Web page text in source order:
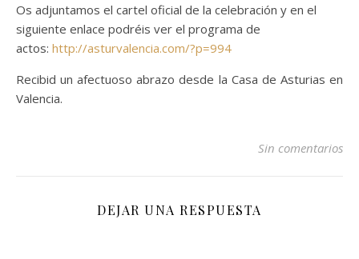
Os adjuntamos el cartel oficial de la celebración y en el
siguiente enlace podréis ver el programa de
actos: http://asturvalencia.com/?p=994
Recibid un afectuoso abrazo desde la Casa de Asturias en
Valencia.
Sin comentarios
DEJAR UNA RESPUESTA